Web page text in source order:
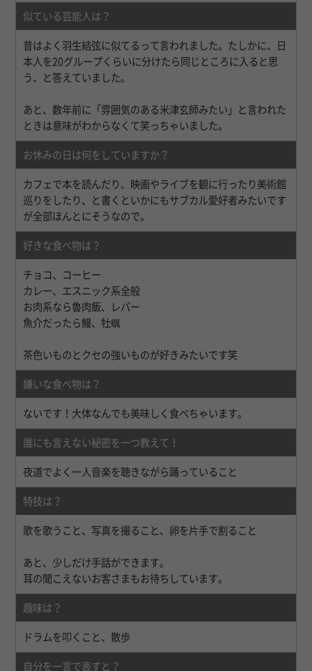
似ている芸能人は？
昔はよく羽生結弦に似てるって言われました。たしかに、日
本人を20グループくらいに分けたら同じところに入ると思
う、と答えていました。
あと、数年前に「雰囲気のある米津玄師みたい」と言われた
ときは意味がわからなくて笑っちゃいました。
お休みの日は何をしていますか？
カフェで本を読んだり、映画やライブを観に行ったり美術館
巡りをしたり、と書くといかにもサブカル愛好者みたいです
が全部ほんとにそうなので。
好きな食べ物は？
チョコ、コーヒー
カレー、エスニック系全般
お肉系なら魯肉飯、レバー
魚介だったら鰻、牡蠣
茶色いものとクセの強いものが好きみたいです笑
嫌いな食べ物は？
ないです！大体なんでも美味しく食べちゃいます。
誰にも言えない秘密を一つ教えて！
夜道でよく一人音楽を聴きながら踊っていること
特技は？
歌を歌うこと、写真を撮ること、卵を片手で割ること
あと、少しだけ手話ができます。
耳の聞こえないお客さまもお待ちしています。
趣味は？
ドラムを叩くこと、散歩
自分を一言で表すと？